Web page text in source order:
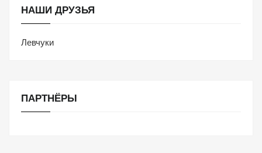
НАШИ ДРУЗЬЯ
Левчуки
ПАРТНЁРЫ